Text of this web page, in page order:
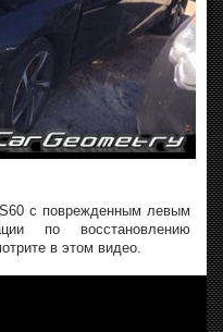
с поврежденным левым
по восстановлению
в этом видео.